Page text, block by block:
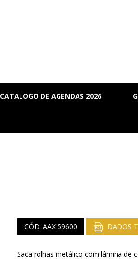
CATALOGO DE AGENDAS 2026
CÓD. AAX 59600 DADOS
Saca rolhas metálico com lâmina de